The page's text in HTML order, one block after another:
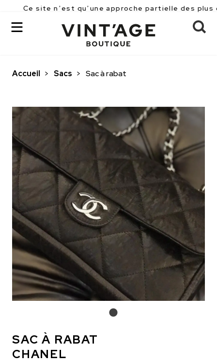
n’est qu’une approche partielle des plus de 2500
Accueil > Sacs > Sac à rabat
SAC À RABAT
CHANEL